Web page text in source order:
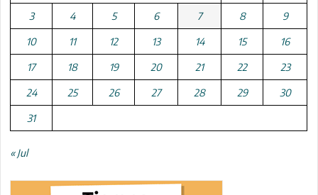
3 4 5 6 7 8 9
10 11 12 13 14 15 16
17 18 19 20 21 22 23
24 25 26 27 28 29 30
31
« Jul